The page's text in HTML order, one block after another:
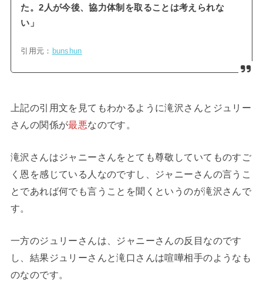
た。2人が今後、協力体制を取ることは考えられな
い」
引用元： bunshun
上記の引用文を見てもわかるように滝沢さんとジュリー
さんの関係が最悪なのです。
滝沢さんはジャニーさんをとても尊敬していてものすご
く恩を感じている人なのですし、ジャニーさんの言うこ
とであれば何でも言うことを聞くというのが滝沢さんで
す。
一方のジュリーさんは、ジャニーさんの反目なのです
し、結果ジュリーさんと滝口さんは喧嘩相手のようなも
のなのです。